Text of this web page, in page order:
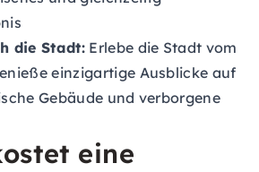
die Stadt:Erlebe die Stadt vom
einzigartige Ausblicke auf
Gebäude und verborgene
eine